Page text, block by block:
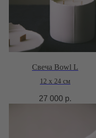
Свеча Bowl L
12 х 24 см
27 000 р.